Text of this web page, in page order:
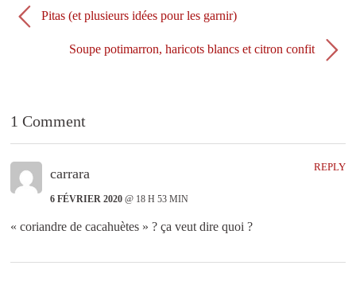
n
ê
e
n
t
r
Pitas (et plusieurs idées pour les garnir)
Soupe potimarron, haricots blancs et citron confit
1 Comment
carrara
6 FÉVRIER 2020 @ 18 H 53 MIN
« coriandre de cacahuètes » ? ça veut dire quoi ?
REPLY